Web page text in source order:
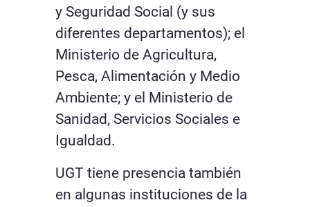
y Seguridad Social (y sus
diferentes departamentos); el
Ministerio de Agricultura,
Pesca, Alimentación y Medio
Ambiente; y el Ministerio de
Sanidad, Servicios Sociales e
Igualdad.
UGT tiene presencia también
en algunas instituciones de la